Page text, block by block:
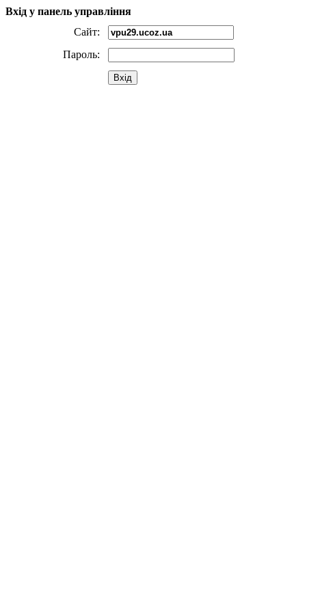
Вхід у панель управління
Сайт:
Пароль:
Вхід